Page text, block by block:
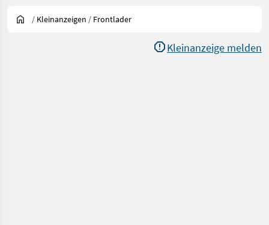
/ Kleinanzeigen / Frontlader
Kleinanzeige melden